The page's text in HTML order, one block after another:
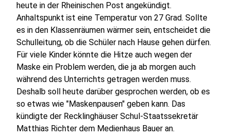
heute in der Rheinischen Post angekündigt.
Anhaltspunkt ist eine Temperatur von 27 Grad. Sollte
es in den Klassenräumen wärmer sein, entscheidet die
Schulleitung, ob die Schüler nach Hause gehen dürfen.
Für viele Kinder könnte die Hitze auch wegen der
Maske ein Problem werden, die ja ab morgen auch
während des Unterrichts getragen werden muss.
Deshalb soll heute darüber gesprochen werden, ob es
so etwas wie "Maskenpausen" geben kann. Das
kündigte der Recklinghäuser Schul-Staatssekretär
Matthias Richter dem Medienhaus Bauer an.